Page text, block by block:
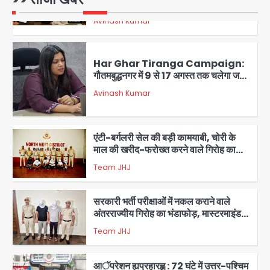
1 Avinash Kumar
2
Har Ghar Tiranga Campaign:
गौतमबुद्धनगर में 9 से 17 अगस्त तक चलेगा जन-
जागरूकता महाअभियान, डीएम ने की समीक्षा
बैठक
Avinash Kumar
3
एंटी-बर्गलरी सेल की बड़ी कामयाबी, चोरी के
माल की खरीद-फरोख्त करने वाले गिरोह का
भंडाफोड़
Team JHJ
4
सरकारी भर्ती परीक्षाओं में नकल कराने वाले
अंतरराज्यीय गिरोह का भंडाफोड़, मास्टरमाइंड
समेत 7 गिरफ्तार
Team JHJ
आॅपरेशन ह्यप्रहारह्ण : 72 घंटे में उत्तर-पश्चिम